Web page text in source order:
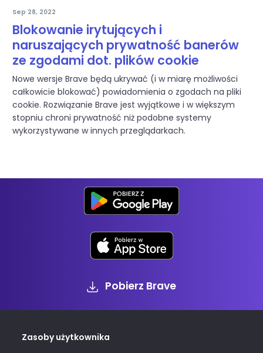
Sep 28, 2022
Blokowanie irytujących i
naruszających prywatność banerów
ze zgodami dot. plików cookie
Nowe wersje Brave będą ukrywać (i w miarę możliwości
całkowicie blokować) powiadomienia o zgodach na pliki
cookie. Rozwiązanie Brave jest wyjątkowe i w większym
stopniu chroni prywatność niż podobne systemy
wykorzystywane w innych przeglądarkach.
Pobierz Brave
Zasoby użytkownika